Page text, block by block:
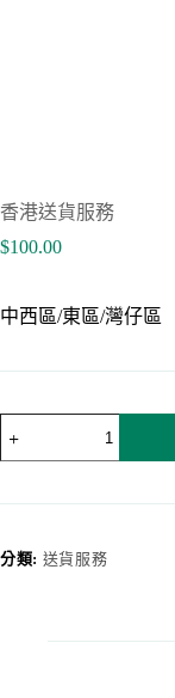
香港送貨服務
$100.00
中西區/東區/灣仔區
貨
務
分類: 送貨服務